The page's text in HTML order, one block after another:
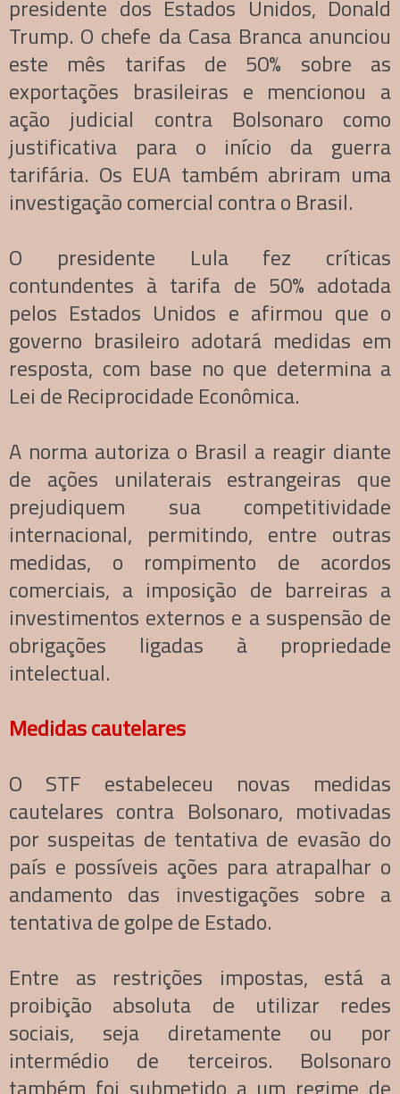
presidente dos Estados Unidos, Donald
Trump. O chefe da Casa Branca anunciou
este mês tarifas de 50% sobre as
exportações brasileiras e mencionou a
ação judicial contra Bolsonaro como
justificativa para o início da guerra
tarifária. Os EUA também abriram uma
investigação comercial contra o Brasil.
O presidente Lula fez críticas
contundentes à tarifa de 50% adotada
pelos Estados Unidos e afirmou que o
governo brasileiro adotará medidas em
resposta, com base no que determina a
Lei de Reciprocidade Econômica.
A norma autoriza o Brasil a reagir diante
de ações unilaterais estrangeiras que
prejudiquem sua competitividade
internacional, permitindo, entre outras
medidas, o rompimento de acordos
comerciais, a imposição de barreiras a
investimentos externos e a suspensão de
obrigações ligadas à propriedade
intelectual.
Medidas cautelares
O STF estabeleceu novas medidas
cautelares contra Bolsonaro, motivadas
por suspeitas de tentativa de evasão do
país e possíveis ações para atrapalhar o
andamento das investigações sobre a
tentativa de golpe de Estado.
Entre as restrições impostas, está a
proibição absoluta de utilizar redes
sociais, seja diretamente ou por
intermédio de terceiros. Bolsonaro